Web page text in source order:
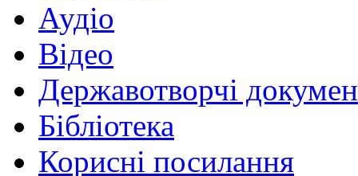
Аудіо
Відео
Державотворчі
Бібліотека
Корисні посилання